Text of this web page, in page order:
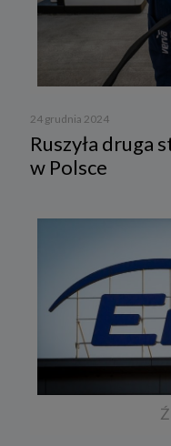
24 grudnia 2024
Ruszyła druga
w Polsce